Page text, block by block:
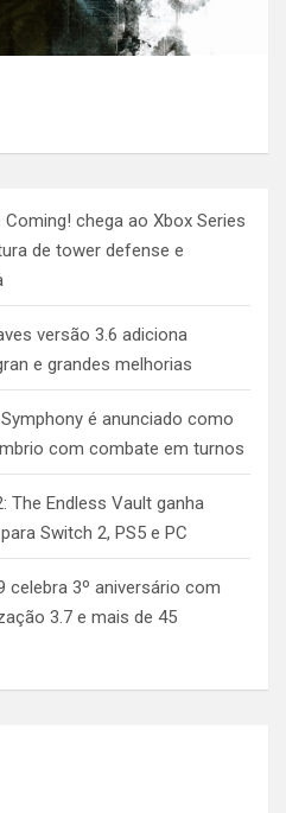
chega ao Xbox Series
de tower defense e
versão 3.6 adiciona
e grandes melhorias
é anunciado como
com combate em turnos
The Endless Vault ganha
Switch 2, PS5 e PC
celebra 3º aniversário com
3.7 e mais de 45